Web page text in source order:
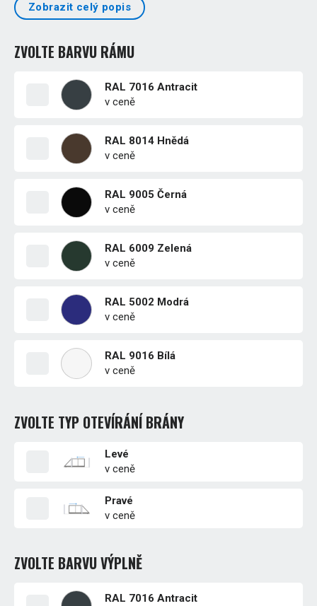
Zobrazit celý popis
ZVOLTE BARVU RÁMU
RAL 7016 Antracit
v ceně
RAL 8014 Hnědá
v ceně
RAL 9005 Černá
v ceně
RAL 6009 Zelená
v ceně
RAL 5002 Modrá
v ceně
RAL 9016 Bílá
v ceně
ZVOLTE TYP OTEVÍRÁNÍ BRÁNY
Levé
v ceně
Pravé
v ceně
ZVOLTE BARVU VÝPLNĚ
RAL 7016 Antracit